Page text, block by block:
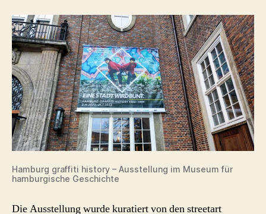
Hamburgische
Geschichte
Hamburg graffiti history – Ausstellung im Museum für
hamburgische Geschichte
Die Ausstellung wurde kuratiert von den streetart